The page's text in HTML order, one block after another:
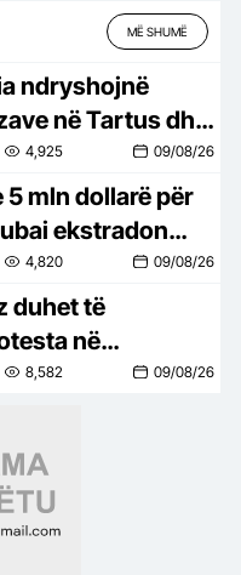
MË SHUMË
ndryshojnë
në Tartus dhe
nënshkruar!
4,925 09/08/26
5 mln dollarë për
ekstradon
e
4,820 09/08/26
duhet të
në
qytetarë duan
8,582 09/08/26